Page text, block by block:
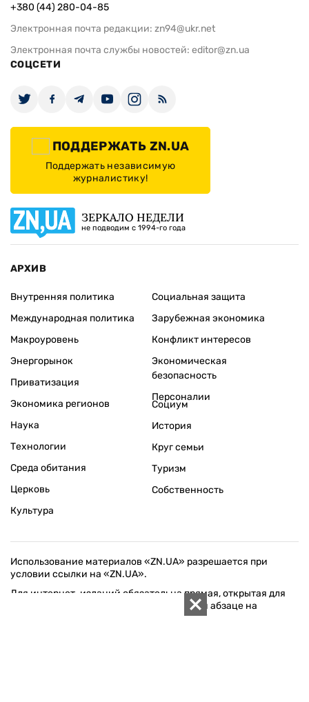
+380 (44) 280-04-85
Электронная почта редакции: zn94@ukr.net
Электронная почта службы новостей: editor@zn.ua
СОЦСЕТИ
ПОДДЕРЖАТЬ ZN.UA
Поддержать независимую
журналистику!
ЗЕРКАЛО НЕДЕЛИ
не подводим с 1994-го года
АРХИВ
Внутренняя политика
Международная политика
Макроуровень
Энергорынок
Приватизация
Экономика регионов
Социальная защита
Зарубежная экономика
Конфликт интересов
Экономическая
безопасность
Персоналии
Наука
Технологии
Среда обитания
Церковь
Культура
Социум
История
Круг семьи
Туризм
Собственность
Использование материалов «ZN.UA» разрешается при
условии ссылки на «ZN.UA».
Для интернет-изданий обязательна прямая, открытая для
поисковых систем, гиперссылка в первом абзаце на